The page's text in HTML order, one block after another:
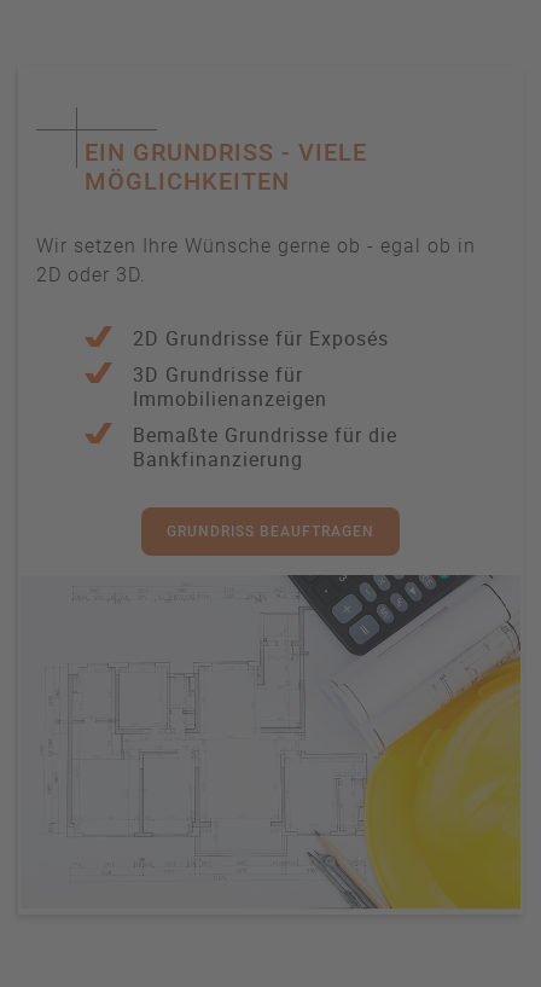
EIN GRUNDRISS - VIELE
MÖGLICHKEITEN
Wir setzen Ihre Wünsche gerne ob - egal ob in
2D oder 3D.
2D Grundrisse für Exposés
3D Grundrisse für
Immobilienanzeigen
Bemaßte Grundrisse für die
Bankfinanzierung
GRUNDRISS BEAUFTRAGEN